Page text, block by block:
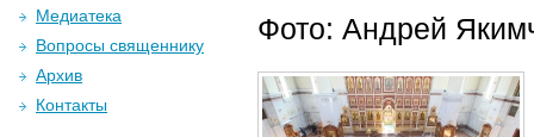
Фото: Андрей
Медиатека
Вопросы священнику
Архив
Контакты